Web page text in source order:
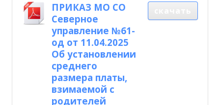
ПРИКАЗ МО СО
Северное
управление №61-
од от 11.04.2025
Об установлении
среднего
размера платы,
взимаемой с
родителей